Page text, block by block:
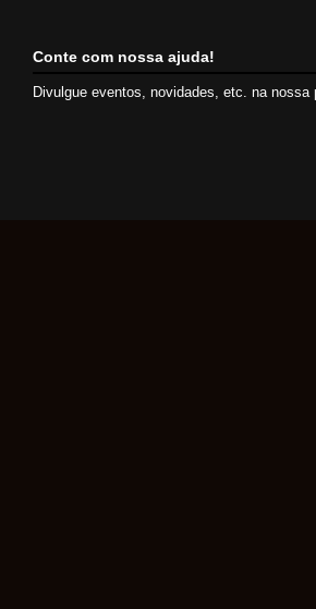
Conte com nossa ajuda!
Divulgue eventos, novidades, etc. na